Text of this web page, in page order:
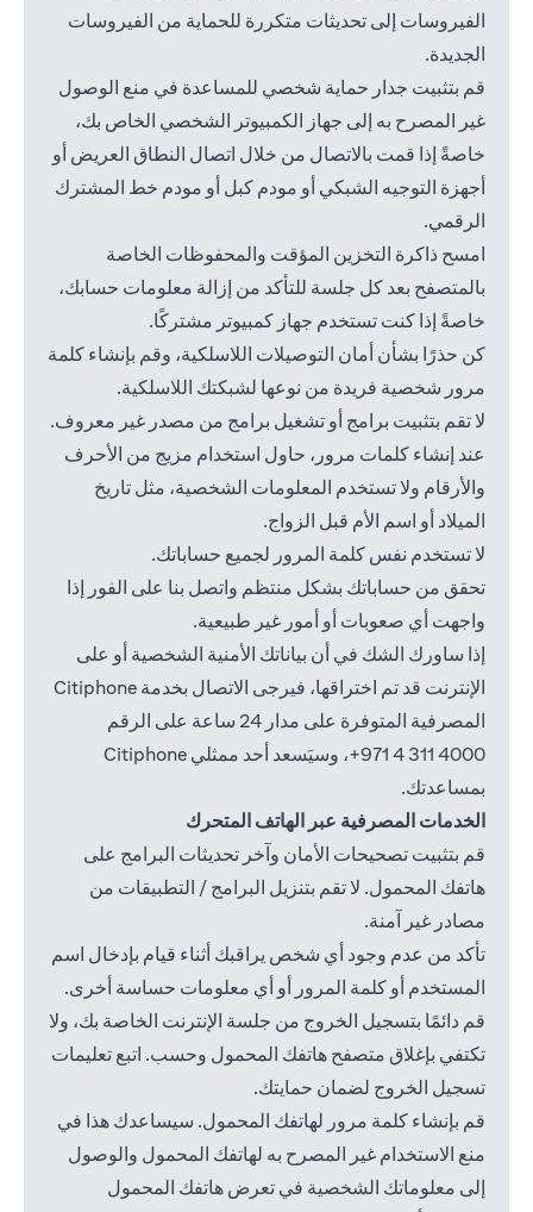
الفيروسات إلى تحديثات متكررة للحماية من الفيروسات
الجديدة.
قم بتثبيت جدار حماية شخصي للمساعدة في منع الوصول
غير المصرح به إلى جهاز الكمبيوتر الشخصي الخاص بك،
خاصةً إذا قمت بالاتصال من خلال اتصال النطاق العريض أو
أجهزة التوجيه الشبكي أو مودم كبل أو مودم خط المشترك
الرقمي.
امسح ذاكرة التخزين المؤقت والمحفوظات الخاصة
بالمتصفح بعد كل جلسة للتأكد من إزالة معلومات حسابك،
خاصةً إذا كنت تستخدم جهاز كمبيوتر مشتركًا.
كن حذرًا بشأن أمان التوصيلات اللاسلكية، وقم بإنشاء كلمة
مرور شخصية فريدة من نوعها لشبكتك اللاسلكية.
لا تقم بتثبيت برامج أو تشغيل برامج من مصدر غير معروف.
عند إنشاء كلمات مرور، حاول استخدام مزيج من الأحرف
والأرقام ولا تستخدم المعلومات الشخصية، مثل تاريخ
الميلاد أو اسم الأم قبل الزواج.
لا تستخدم نفس كلمة المرور لجميع حساباتك.
تحقق من حساباتك بشكل منتظم واتصل بنا على الفور إذا
واجهت أي صعوبات أو أمور غير طبيعية.
إذا ساورك الشك في أن بياناتك الأمنية الشخصية أو على
الإنترنت قد تم اختراقها، فيرجى الاتصال بخدمة Citiphone
المصرفية المتوفرة على مدار 24 ساعة على الرقم
4000 311 4 971+
، وسيَسعد أحد ممثلي Citiphone
بمساعدتك.
الخدمات المصرفية عبر الهاتف المتحرك
قم بتثبيت تصحيحات الأمان وآخر تحديثات البرامج على
هاتفك المحمول. لا تقم بتنزيل البرامج / التطبيقات من
مصادر غير آمنة.
تأكد من عدم وجود أي شخص يراقبك أثناء قيام بإدخال اسم
المستخدم أو كلمة المرور أو أي معلومات حساسة أخرى.
قم دائمًا بتسجيل الخروج من جلسة الإنترنت الخاصة بك، ولا
تكتفي بإغلاق متصفح هاتفك المحمول وحسب. اتبع تعليمات
تسجيل الخروج لضمان حمايتك.
قم بإنشاء كلمة مرور لهاتفك المحمول. سيساعدك هذا في
منع الاستخدام غير المصرح به لهاتفك المحمول والوصول
إلى معلوماتك الشخصية في تعرض هاتفك المحمول